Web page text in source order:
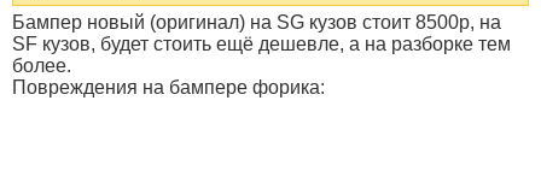
Бампер новый (оригинал) на SG кузов стоит 8500р, на
SF кузов, будет стоить ещё дешевле, а на разборке тем
более.
Повреждения на бампере форика: